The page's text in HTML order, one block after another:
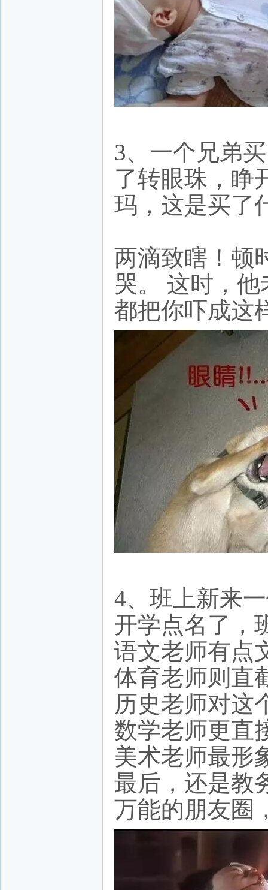
3、一个兄弟
了转眼珠，睁
玛，这是买了
两滴致瞎！顿
哭。 这时，
都把你吓成这
4、班上新来
开学点名了，
语文老师有点
体育老师则直
历史老师对这
数学老师更直
美术老师最形
最后，还是教
万能的朋友圈